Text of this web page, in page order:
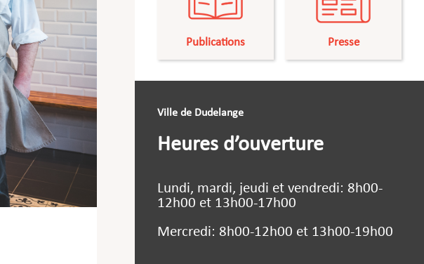
Publications Presse
Ville de Dudelange
Heures d’ouverture
Lundi, mardi, jeudi et vendredi: 8h00-
12h00 et 13h00-17h00
Mercredi: 8h00-12h00 et 13h00-19h00